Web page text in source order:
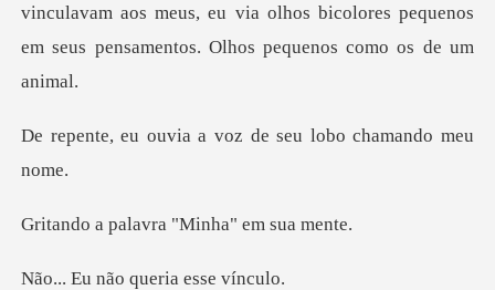
vinculavam aos m
ia a voz de seu lob
lavra "Minha"
ão queria es